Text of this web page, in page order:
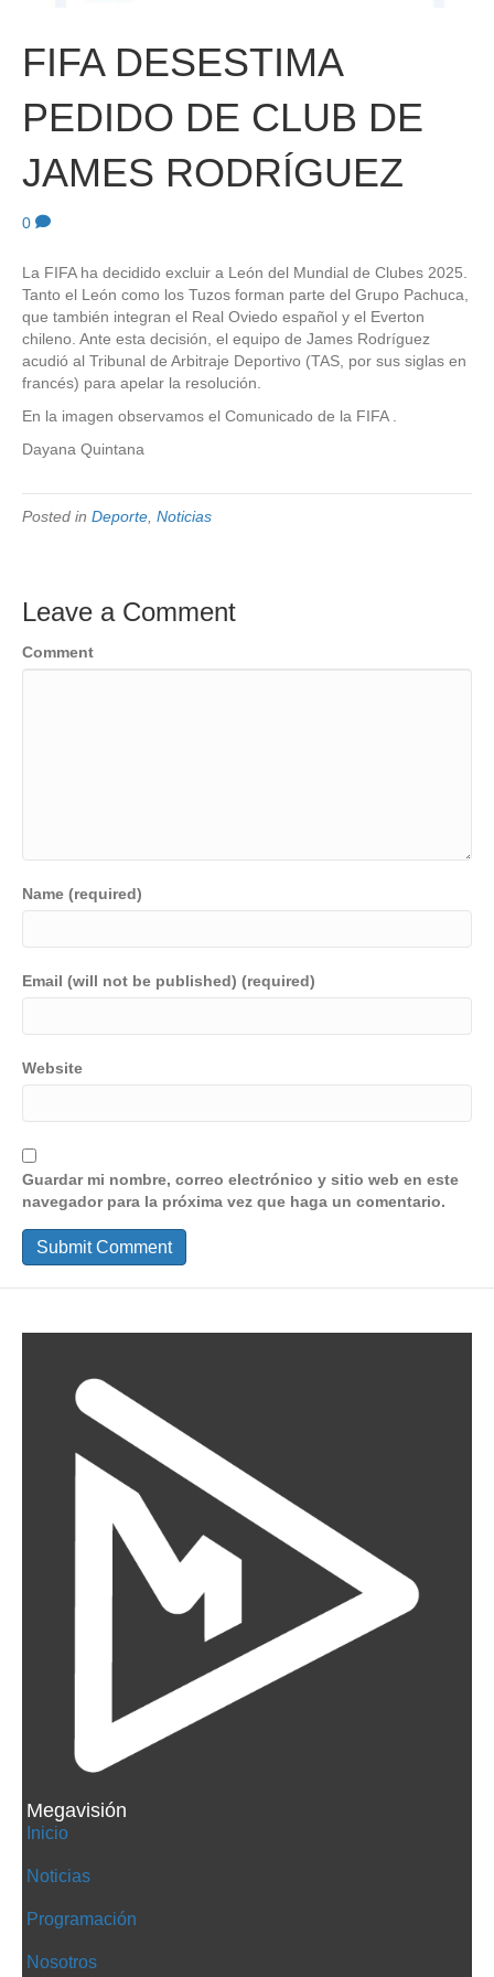
FIFA DESESTIMA
PEDIDO DE CLUB DE
JAMES RODRÍGUEZ
0
La FIFA ha decidido excluir a León del Mundial de Clubes 2025.
Tanto el León como los Tuzos forman parte del Grupo Pachuca,
que también integran el Real Oviedo español y el Everton
chileno. Ante esta decisión, el equipo de James Rodríguez
acudió al Tribunal de Arbitraje Deportivo (TAS, por sus siglas en
francés) para apelar la resolución.
En la imagen observamos el Comunicado de la FIFA .
Dayana Quintana
Posted in Deporte, Noticias
Leave a Comment
Comment
Name (required)
Email (will not be published) (required)
Website
Guardar mi nombre, correo electrónico y sitio web en este
navegador para la próxima vez que haga un comentario.
Megavisión
Inicio
Noticias
Programación
Nosotros